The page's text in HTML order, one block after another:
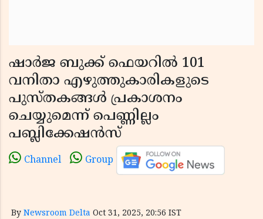
ഷാർജ ബുക്ക് ഫെയറിൽ 101
വനിതാ എഴുത്തുകാരികളുടെ
പുസ്തകങ്ങൾ പ്രകാശനം
ചെയ്യുമെന്ന് പെണ്ണില്ലം
പബ്ലിക്കേഷൻസ്
Channel Group
By Newsroom Delta Oct 31, 2025, 20:56 IST